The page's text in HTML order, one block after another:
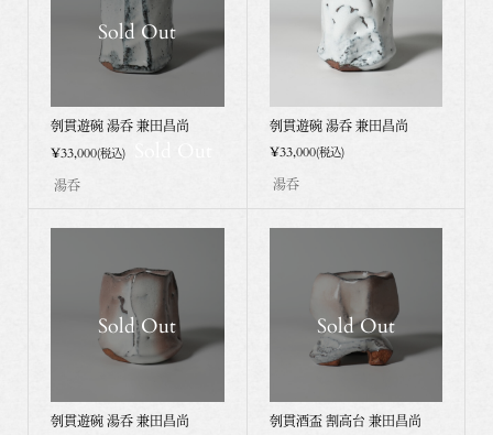
Sold Out
刳貫遊碗 湯呑 兼田昌尚
¥33,000(税込)
湯呑
刳貫遊碗 湯呑 兼田昌尚
¥33,000(税込)
湯呑
Sold Out
刳貫遊碗 湯呑 兼田昌尚
Sold Out
刳貫酒盃 割高台 兼田昌尚